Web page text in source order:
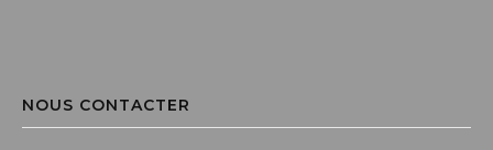
NOUS CONTACTER